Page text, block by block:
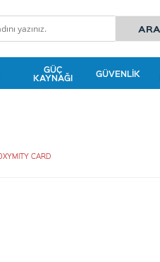
GÜÇ
KAYNAĞI GÜVENLIK
CARD